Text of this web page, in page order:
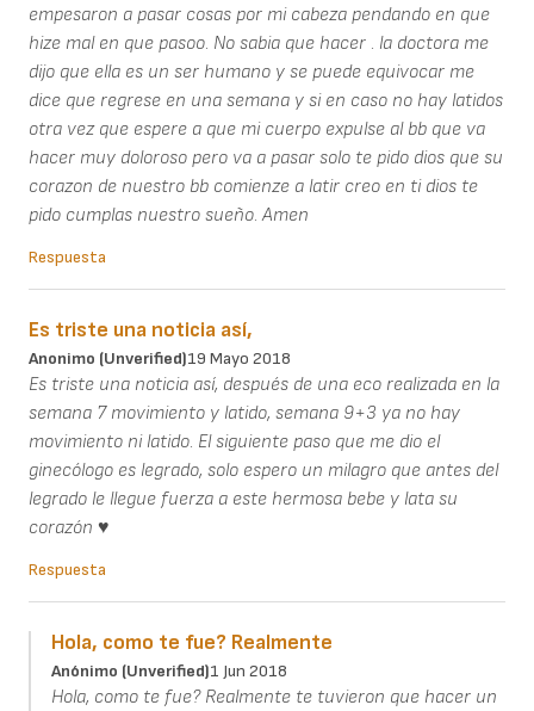
empesaron a pasar cosas por mi cabeza pendando en que
hize mal en que pasoo. No sabia que hacer . la doctora me
dijo que ella es un ser humano y se puede equivocar me
dice que regrese en una semana y si en caso no hay latidos
otra vez que espere a que mi cuerpo expulse al bb que va
hacer muy doloroso pero va a pasar solo te pido dios que su
corazon de nuestro bb comienze a latir creo en ti dios te
pido cumplas nuestro sueño. Amen
Respuesta
Es triste una noticia así,
Anonimo (unverified)19 Mayo 2018
Es triste una noticia así, después de una eco realizada en la
semana 7 movimiento y latido, semana 9+3 ya no hay
movimiento ni latido. El siguiente paso que me dio el
ginecólogo es legrado, solo espero un milagro que antes del
legrado le llegue fuerza a este hermosa bebe y lata su
corazón ♥
Respuesta
Hola, como te fue? Realmente
Anónimo (unverified)1 Jun 2018
Hola, como te fue? Realmente te tuvieron que hacer un